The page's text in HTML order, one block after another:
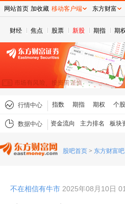
财经 焦点 股票 新股 期指 期
行情中心 指数 期指 期权 个股
数据中心 资金流向 主力排名 板块
股吧首页 > 东方财富吧
不在相信有牛市 2025年08月10日
网站首页 加收藏 移动客户端 东方财富